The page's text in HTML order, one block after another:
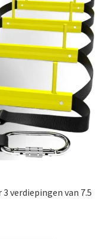
verdiepingen van 7.5